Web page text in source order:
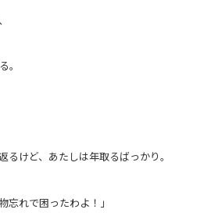
。
るけど、あたしは年取るばっかり。
忘れで困ったわよ！」